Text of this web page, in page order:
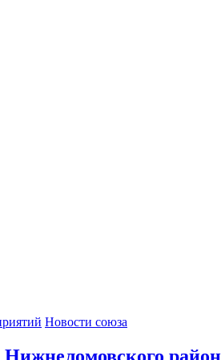
Новости союза